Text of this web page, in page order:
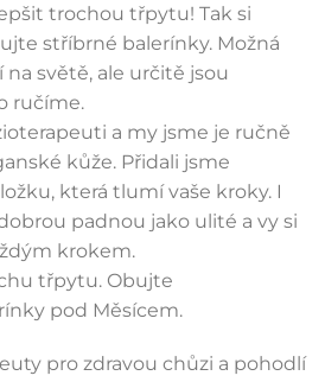
trochou třpytu! Tak si
stříbrné balerínky. Možná
světě, ale určitě jsou
ručíme.
a my jsme je ručně
kůže. Přidali jsme
která tlumí vaše kroky. I
padnou jako ulité a vy si
krokem.
třpytu. Obujte
pod Měsícem.
pro zdravou chůzi a pohodlí